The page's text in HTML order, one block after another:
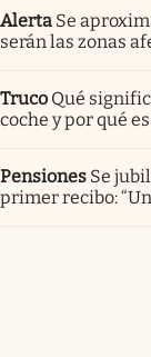
Alerta Se
serán las zonas
Truco Qué
coche y por qué
Pensiones Se
primer recibo: